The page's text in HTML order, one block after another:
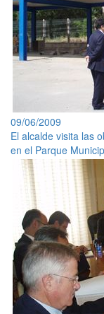
09/06/2009
El alcalde visita las
en el Parque